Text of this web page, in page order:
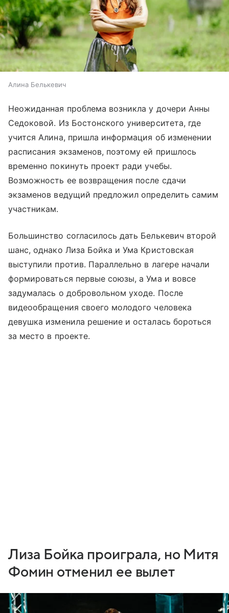
Алина Белькевич
Неожиданная проблема возникла у дочери Анны
Седоковой. Из Бостонского университета, где
учится Алина, пришла информация об изменении
расписания экзаменов, поэтому ей пришлось
временно покинуть проект ради учебы.
Возможность ее возвращения после сдачи
экзаменов ведущий предложил определить самим
участникам.
Большинство согласилось дать Белькевич второй
шанс, однако Лиза Бойка и Ума Кристовская
выступили против. Параллельно в лагере начали
формироваться первые союзы, а Ума и вовсе
задумалась о добровольном уходе. После
видеообращения своего молодого человека
девушка изменила решение и осталась бороться
за место в проекте.
Лиза Бойка проиграла, но Митя
Фомин отменил ее вылет